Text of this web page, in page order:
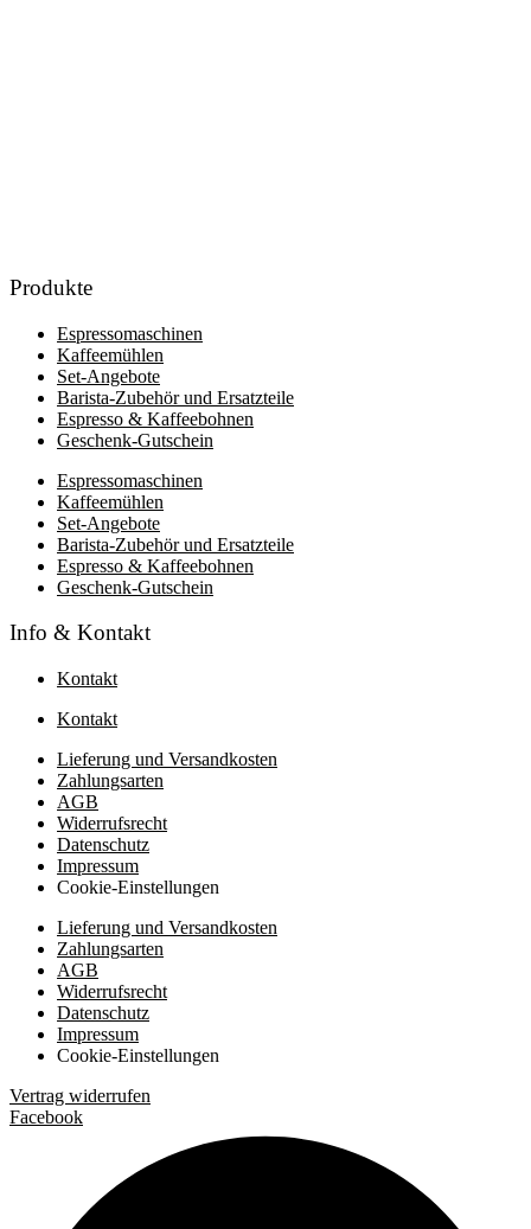
Produkte
Espressomaschinen
Kaffeemühlen
Set-Angebote
Barista-Zubehör und Ersatzteile
Espresso & Kaffeebohnen
Geschenk-Gutschein
Espressomaschinen
Kaffeemühlen
Set-Angebote
Barista-Zubehör und Ersatzteile
Espresso & Kaffeebohnen
Geschenk-Gutschein
Info & Kontakt
Kontakt
Kontakt
Lieferung und Versandkosten
Zahlungsarten
AGB
Widerrufsrecht
Datenschutz
Impressum
Cookie-Einstellungen
Lieferung und Versandkosten
Zahlungsarten
AGB
Widerrufsrecht
Datenschutz
Impressum
Cookie-Einstellungen
Vertrag widerrufen
Facebook